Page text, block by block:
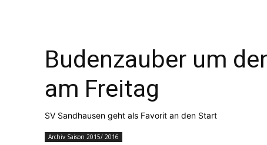
Budenzauber um
am Freitag
SV Sandhausen geht als Favorit an den Start
Archiv Saison 2015/ 2016